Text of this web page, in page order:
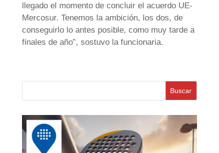
llegado el momento de concluir el acuerdo UE-
Mercosur. Tenemos la ambición, los dos, de
conseguirlo lo antes posible, como muy tarde a
finales de año”, sostuvo la funcionaria.
Buscar